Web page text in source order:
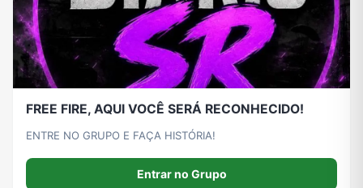
FREE FIRE, AQUI VOCÊ SERÁ RECONHECIDO!
ENTRE NO GRUPO E FAÇA HISTÓRIA!
Entrar no Grupo